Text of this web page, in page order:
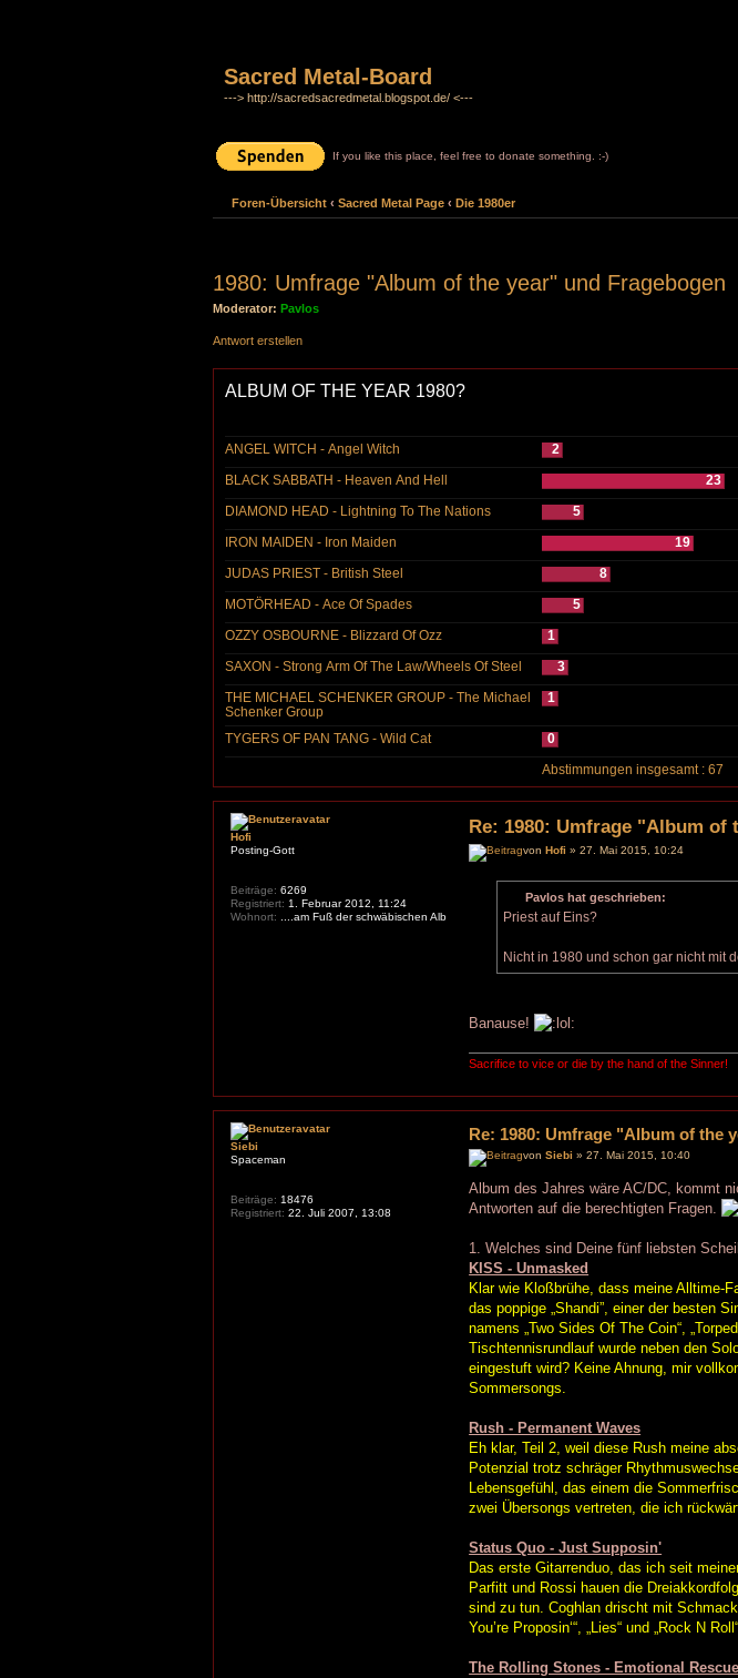
Sacred Metal-Board
---> http://sacredsacredmetal.blogspot.de/ <---
If you like this place, feel free to donate something. :-)
Foren-Übersicht ‹ Sacred Metal Page ‹ Die 1980er
1980: Umfrage "Album of the year" und Fragebogen
Moderator: Pavlos
Antwort erstellen
ALBUM OF THE YEAR 1980?
ANGEL WITCH - Angel Witch 2
BLACK SABBATH - Heaven And Hell
23
DIAMOND HEAD - Lightning To The Nations
5
IRON MAIDEN - Iron Maiden
19
JUDAS PRIEST - British Steel
8
MOTÖRHEAD - Ace Of Spades
5
OZZY OSBOURNE - Blizzard Of Ozz
1
SAXON - Strong Arm Of The Law/Wheels Of Steel
3
THE MICHAEL SCHENKER GROUP - The Michael
Schenker Group
1
TYGERS OF PAN TANG - Wild Cat 0
Abstimmungen insgesamt : 67
Re: 1980: Umfrage "Album of
vonHofi » 27. Mai 2015, 10:24
Pavlos hat geschrieben:
Priest auf Eins?
Nicht in 1980 und schon gar nicht mit
Banause!
Sacrifice to vice or die by the hand of the Sinner!
Hofi
Posting-Gott
Beiträge: 6269
Registriert: 1. Februar 2012, 11:24
Wohnort: ....am Fuß der schwäbischen Alb
Re: 1980: Umfrage "Album of the
vonSiebi » 27. Mai 2015, 10:40
Album des Jahres wäre AC/DC, kommt
Antworten auf die berechtigten Fragen.
1. Welches sind Deine fünf liebsten
KISS - Unmasked
Klar wie Kloßbrühe, dass meine Alltime-
das poppige „Shandi”, einer der besten
namens „Two Sides Of The Coin“,
Tischtennisrundlauf wurde neben den
eingestuft wird? Keine Ahnung, mir
Sommersongs.
Rush - Permanent Waves
Eh klar, Teil 2, weil diese Rush meine
Potenzial trotz schräger
Lebensgefühl, das einem die
zwei Übersongs vertreten, die ich
Status Quo - Just Supposin'
Das erste Gitarrenduo, das ich seit
Parfitt und Rossi hauen die
sind zu tun. Coghlan drischt mit
You’re Proposin‘“, „Lies“ und „Rock N
The Rolling Stones - Emotional Rescue
Siebi
Spaceman
Beiträge: 18476
Registriert: 22. Juli 2007, 13:08